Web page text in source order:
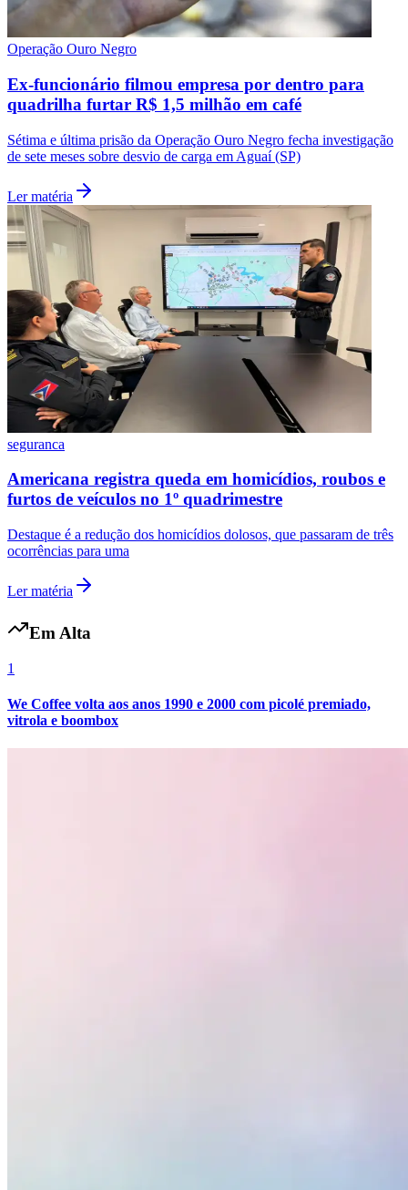
Santos
Operação Ouro Negro
Ex-funcionário filmou empresa por dentro para
quadrilha furtar R$ 1,5 milhão em café
Sétima e última prisão da Operação Ouro Negro fecha investigação
de sete meses sobre desvio de carga em Aguaí (SP)
Ler matéria
seguranca
Americana registra queda em homicídios, roubos e
furtos de veículos no 1º quadrimestre
Destaque é a redução dos homicídios dolosos, que passaram de três
ocorrências para uma
Ler matéria
Em Alta
1
We Coffee volta aos anos 1990 e 2000 com picolé premiado,
vitrola e boombox